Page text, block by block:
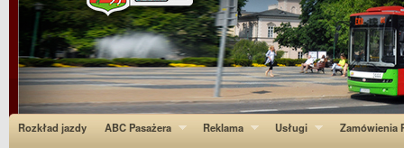
Rozkład jazdy ABC Pasażera Reklama Usługi Zamówienia